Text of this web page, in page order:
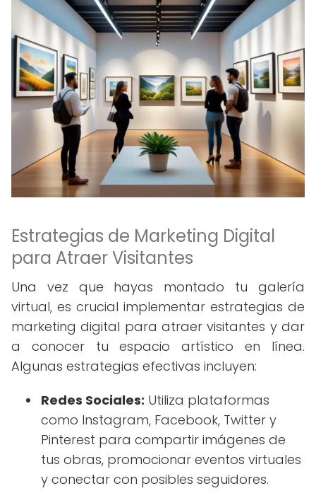
Estrategias de Marketing Digital
para Atraer Visitantes
Una vez que hayas montado tu galería
virtual, es crucial implementar estrategias de
marketing digital para atraer visitantes y dar
a conocer tu espacio artístico en línea.
Algunas estrategias efectivas incluyen:
Redes Sociales: Utiliza plataformas
como Instagram, Facebook, Twitter y
Pinterest para compartir imágenes de
tus obras, promocionar eventos virtuales
y conectar con posibles seguidores.